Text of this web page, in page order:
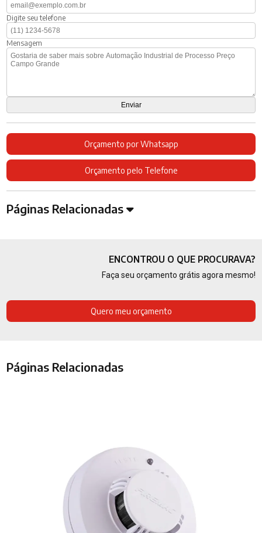
Digite seu telefone
Mensagem
Orçamento por Whatsapp
Orçamento pelo Telefone
Páginas Relacionadas
ENCONTROU O QUE PROCURAVA?
Faça seu orçamento grátis agora mesmo!
Quero meu orçamento
Páginas Relacionadas